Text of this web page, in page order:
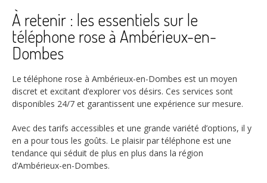
À retenir : les essentiels sur le
téléphone rose à Ambérieux-en-
Dombes
Le téléphone rose à Ambérieux-en-Dombes est un moyen
discret et excitant d’explorer vos désirs. Ces services sont
disponibles 24/7 et garantissent une expérience sur mesure.
Avec des tarifs accessibles et une grande variété d’options, il y
en a pour tous les goûts. Le plaisir par téléphone est une
tendance qui séduit de plus en plus dans la région
d’Ambérieux-en-Dombes.